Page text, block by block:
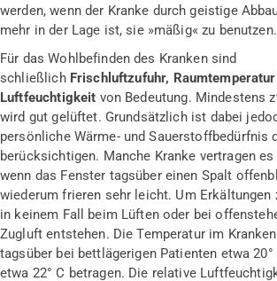
werden, wenn der Kranke durch geistige
mehr in der Lage ist, sie »mäßig« zu benutzen.
Für das Wohlbefinden des Kranken sind
schließlich Frischluftzufuhr, Raumtemperatur
Luftfeuchtigkeit von Bedeutung. Mindestens
wird gut gelüftet. Grundsätzlich ist dabei
persönliche Wärme- und Sauerstoffbedürfnis
berücksichti­gen. Manche Kranke vertragen es
wenn das Fenster tagsüber einen Spalt
wiederum frieren sehr leicht. Um Erkältungen
in keinem Fall beim Lüften oder bei
Zugluft entstehen. Die Temperatur im
tagsüber bei bettlägerigen Patienten etwa 20°
etwa 22° C betragen. Die relative